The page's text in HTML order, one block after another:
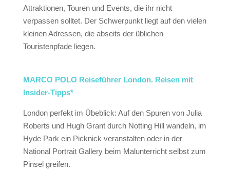
Attraktionen, Touren und Events, die ihr nicht
verpassen solltet. Der Schwerpunkt liegt auf den vielen
kleinen Adressen, die abseits der üblichen
Touristenpfade liegen.
MARCO POLO Reiseführer London. Reisen mit
Insider-Tipps*
London perfekt im Übeblick: Auf den Spuren von Julia
Roberts und Hugh Grant durch Notting Hill wandeln, im
Hyde Park ein Picknick veranstalten oder in der
National Portrait Gallery beim Malunterricht selbst zum
Pinsel greifen.